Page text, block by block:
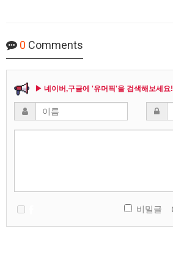
0 Comments
▶ 네이버,구글에 '유머픽'을 검색해보세요!
비밀글